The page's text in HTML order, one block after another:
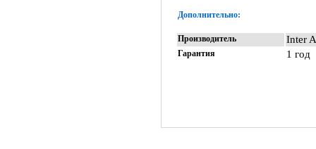
Дополнительно:
Производитель Inter
Гарантия 1 год